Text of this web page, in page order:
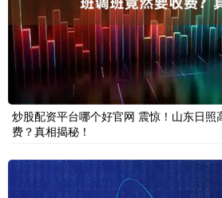
炒股配资平台哪个好官网 震惊！山东日照
费？真相揭秘！